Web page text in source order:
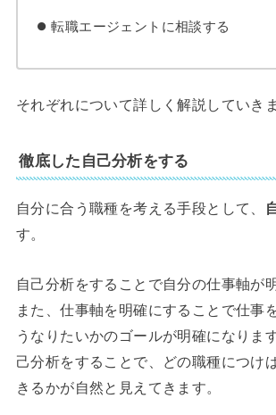
転職エージェントに相談する
それぞれについて詳しく解説していきま
徹底した自己分析をする
自分に合う職種を考える手段として、
す。
自己分析をすることで自分の仕事軸が
また、仕事軸を明確にすることで仕事
うなりたいかのゴールが明確になりま
己分析をすることで、どの職種につけ
きるかが自然と見えてきます。